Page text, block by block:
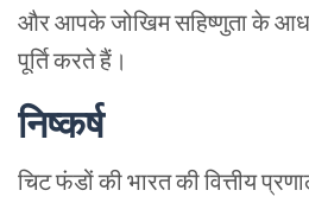
और आपके जोखिम सहिष्णुता के आधार
पूर्ति करते हैं।
निष्कर्ष
चिट फंडों की भारत की वित्तीय